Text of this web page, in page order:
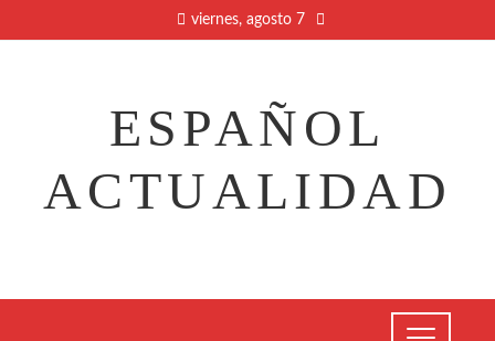
viernes, agosto 7
ESPAÑOL
ACTUALIDAD